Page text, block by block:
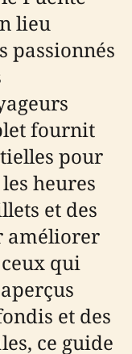
lieu
passionnés
fournit
pour
heures
et des
améliorer
qui
et des
ce guide